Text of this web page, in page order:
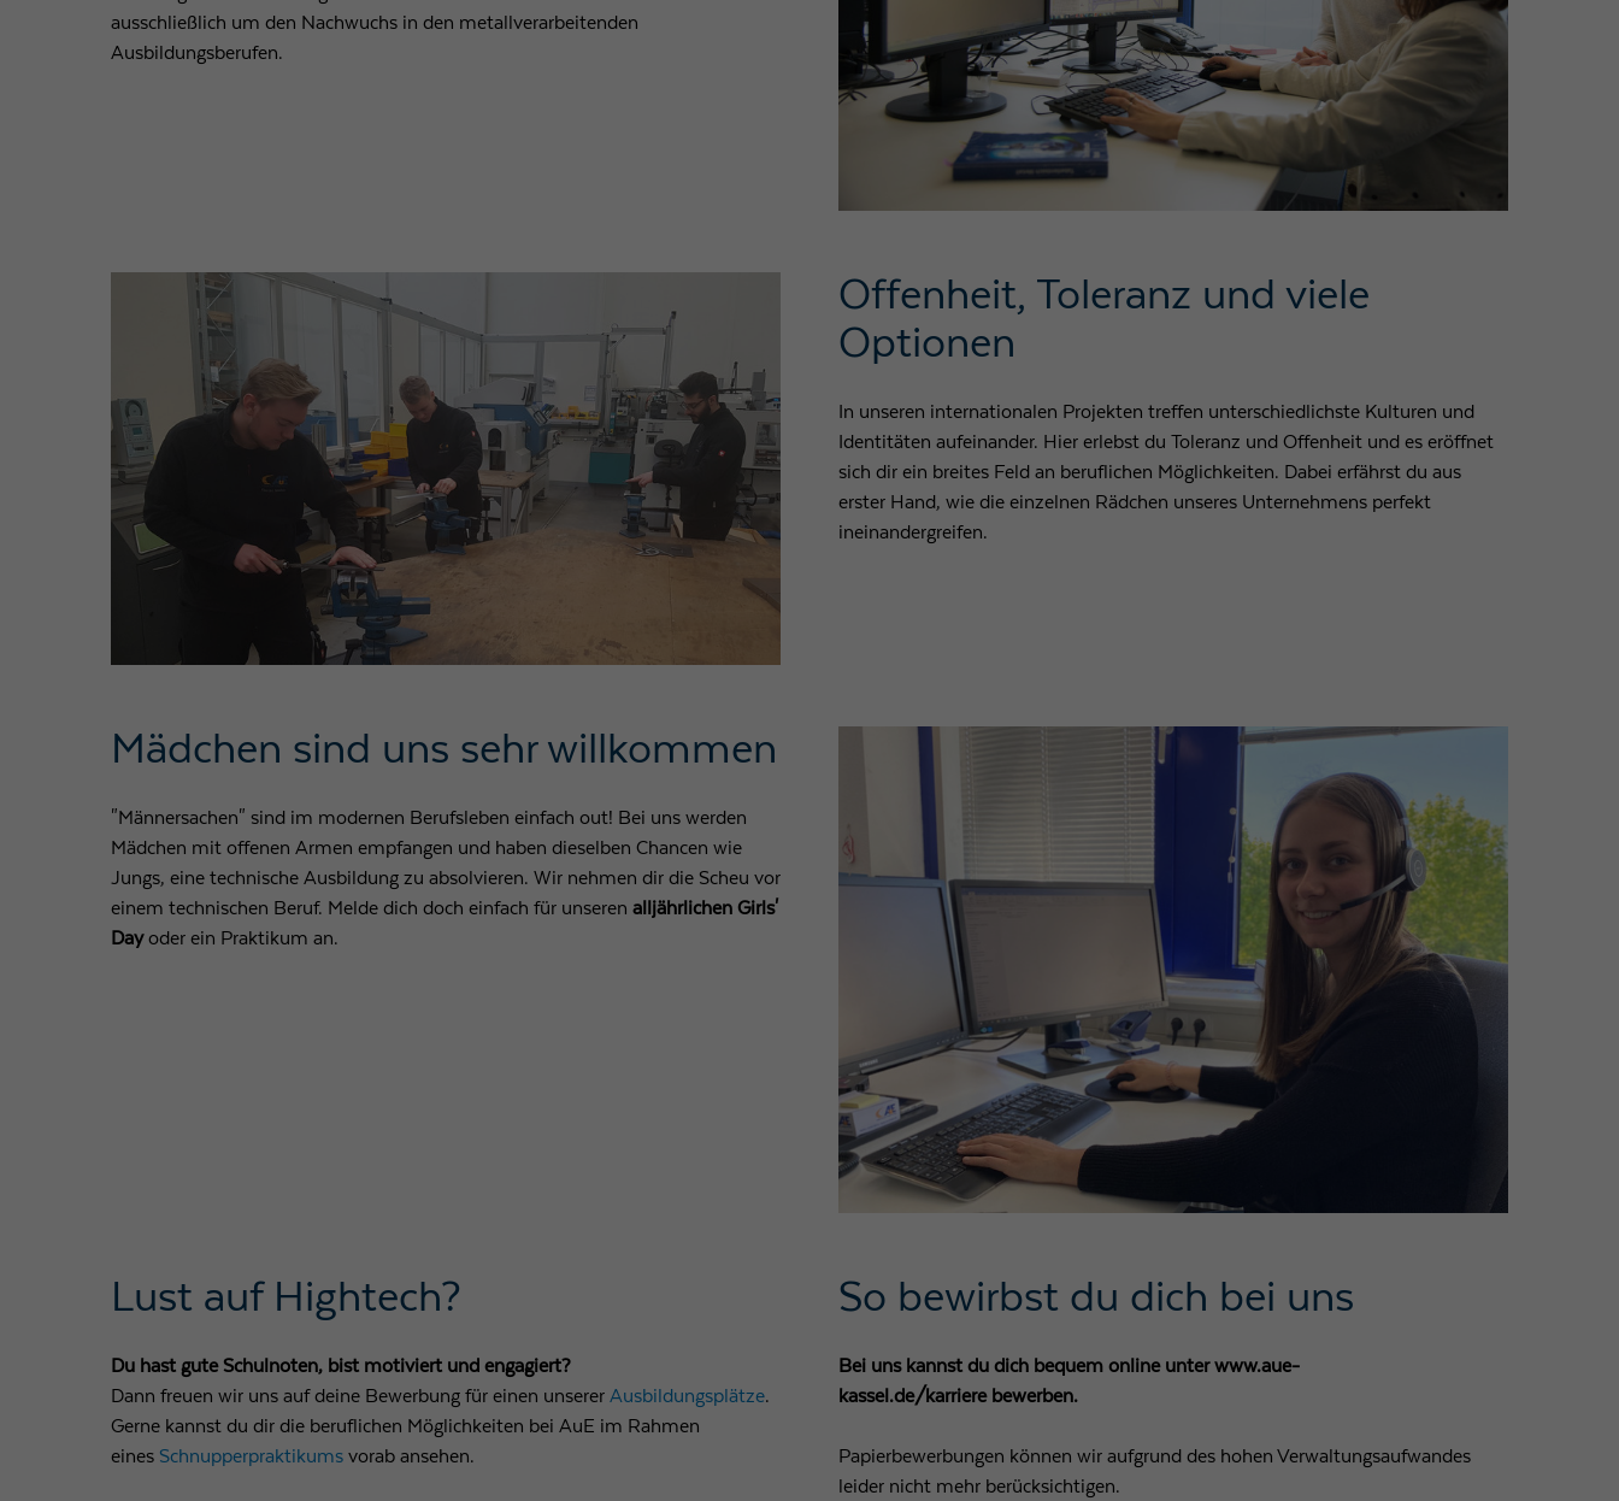
ausschließlich um den Nachwuchs in den metallverarbeitenden
Ausbildungsberufen.
Offenheit, Toleranz und viele
Optionen
In unseren internationalen Projekten treffen unterschiedlichste Kulturen und
Identitäten aufeinander. Hier erlebst du Toleranz und Offenheit und es eröffnet
sich dir ein breites Feld an beruflichen Möglichkeiten. Dabei erfährst du aus
erster Hand, wie die einzelnen Rädchen unseres Unternehmens perfekt
ineinandergreifen.
Mädchen sind uns sehr willkommen
"Männersachen" sind im modernen Berufsleben einfach out! Bei uns werden
Mädchen mit offenen Armen empfangen und haben dieselben Chancen wie
Jungs, eine technische Ausbildung zu absolvieren. Wir nehmen dir die Scheu vor
einem technischen Beruf. Melde dich doch einfach für unseren alljährlichen Girls'
Dayoder ein Praktikum an.
Lust auf Hightech?
Du hast gute Schulnoten, bist motiviert und engagiert?
Dann freuen wir uns auf deine Bewerbung für einen unserer Ausbildungsplätze.
Gerne kannst du dir die beruflichen Möglichkeiten bei AuE im Rahmen
eines Schnupperpraktikums vorab ansehen.
So bewirbst du dich bei uns
Bei uns kannst du dich bequem online unter www.aue-
kassel.de/karriere bewerben.
Papierbewerbungen können wir aufgrund des hohen Verwaltungsaufwandes
leider nicht mehr berücksichtigen.